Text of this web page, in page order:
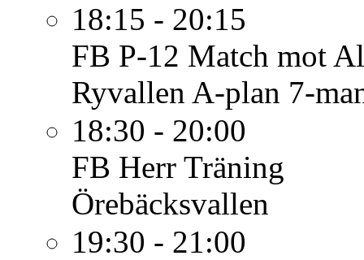
18:15 - 20:15
FB P-12 Match mot
Ryvallen A-plan 7-
18:30 - 20:00
FB Herr Träning
Örebäcksvallen
19:30 - 21:00